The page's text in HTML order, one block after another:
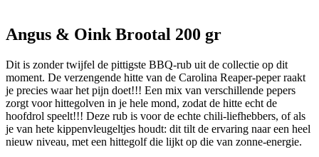
Angus & Oink Brootal 200 gr
Dit is zonder twijfel de pittigste BBQ-rub uit de collectie op dit
moment. De verzengende hitte van de Carolina Reaper-peper raakt
je precies waar het pijn doet!!! Een mix van verschillende pepers
zorgt voor hittegolven in je hele mond, zodat de hitte echt de
hoofdrol speelt!!! Deze rub is voor de echte chili-liefhebbers, of als
je van hete kippenvleugeltjes houdt: dit tilt de ervaring naar een heel
nieuw niveau, met een hittegolf die lijkt op die van zonne-energie.